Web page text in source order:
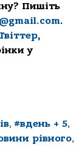
Пишіть
.
,
у
, #вдень + 5,
рівного,